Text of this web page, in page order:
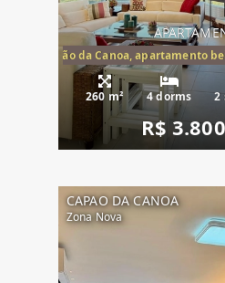
mar Capão da Canoa, apartamento
260 m² 4 dorms 2
R$
CAPAO DA CANOA
Zona Nova